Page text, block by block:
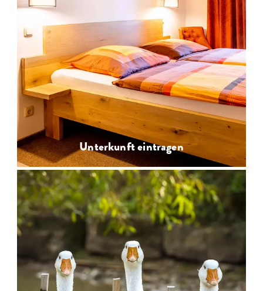
Ihr Ansprechpartner für Urlaub auf
dem Bauernhof und Landurlaub in
Thüringen auf Landsichten.de
Unterkunft eintragen